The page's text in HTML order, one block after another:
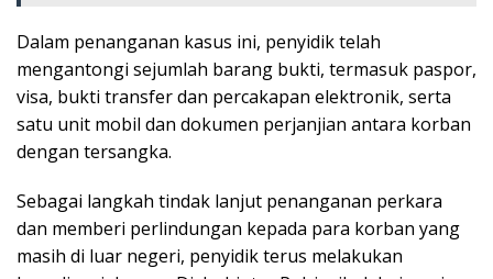
Dalam penanganan kasus ini, penyidik telah
mengantongi sejumlah barang bukti, termasuk paspor,
visa, bukti transfer dan percakapan elektronik, serta
satu unit mobil dan dokumen perjanjian antara korban
dengan tersangka.
Sebagai langkah tindak lanjut penanganan perkara
dan memberi perlindungan kepada para korban yang
masih di luar negeri, penyidik terus melakukan